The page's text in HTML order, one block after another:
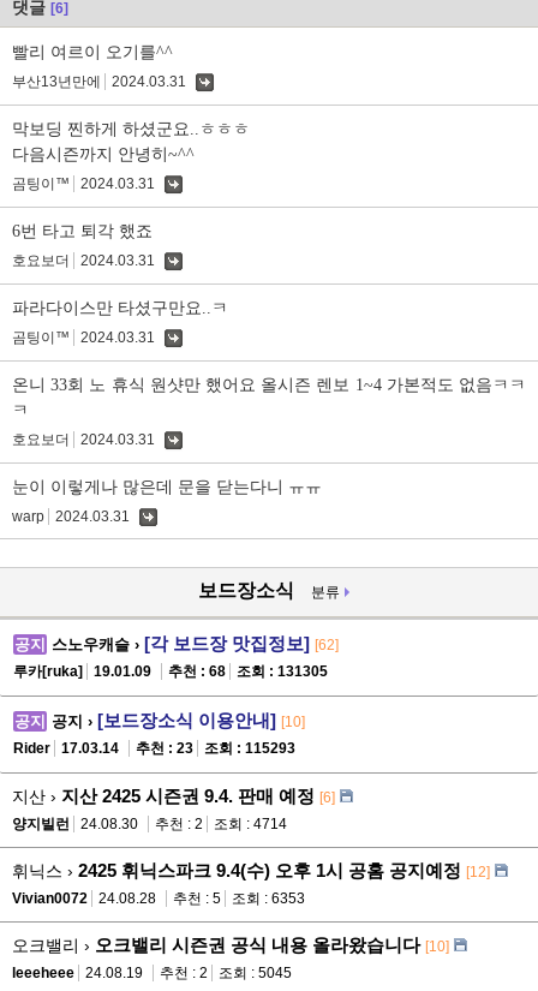
댓글 [6]
빨리 여르이 오기를^^
부산13년만에 2024.03.31
막보딩 찐하게 하셨군요..ㅎㅎㅎ
다음시즌까지 안녕히~^^
곰팅이™ 2024.03.31
6번 타고 퇴각 했죠
호요보더 2024.03.31
파라다이스만 타셨구만요..ㅋ
곰팅이™ 2024.03.31
온니 33회 노 휴식 원샷만 했어요 올시즌 렌보 1~4 가본적도 없음ㅋㅋ
ㅋ
호요보더 2024.03.31
눈이 이렇게나 많은데 문을 닫는다니 ㅠㅠ
warp 2024.03.31
보드장소식 분류
공지 스노우캐슬 › [각 보드장 맛집정보] [62]
루카[ruka]
19.01.09 추천 : 68 조회 : 131305
공지 공지 › [보드장소식 이용안내] [10]
Rider
17.03.14 추천 : 23 조회 : 115293
지산 › 지산 2425 시즌권 9.4. 판매 예정 [6]
양지빌런
24.08.30 추천 : 2 조회 : 4714
휘닉스 › 2425 휘닉스파크 9.4(수) 오후 1시 공홈 공지예정 [12]
Vivian0072
24.08.28 추천 : 5 조회 : 6353
오크밸리 › 오크밸리 시즌권 공식 내용 올라왔습니다 [10]
leeeheee
24.08.19 추천 : 2 조회 : 5045